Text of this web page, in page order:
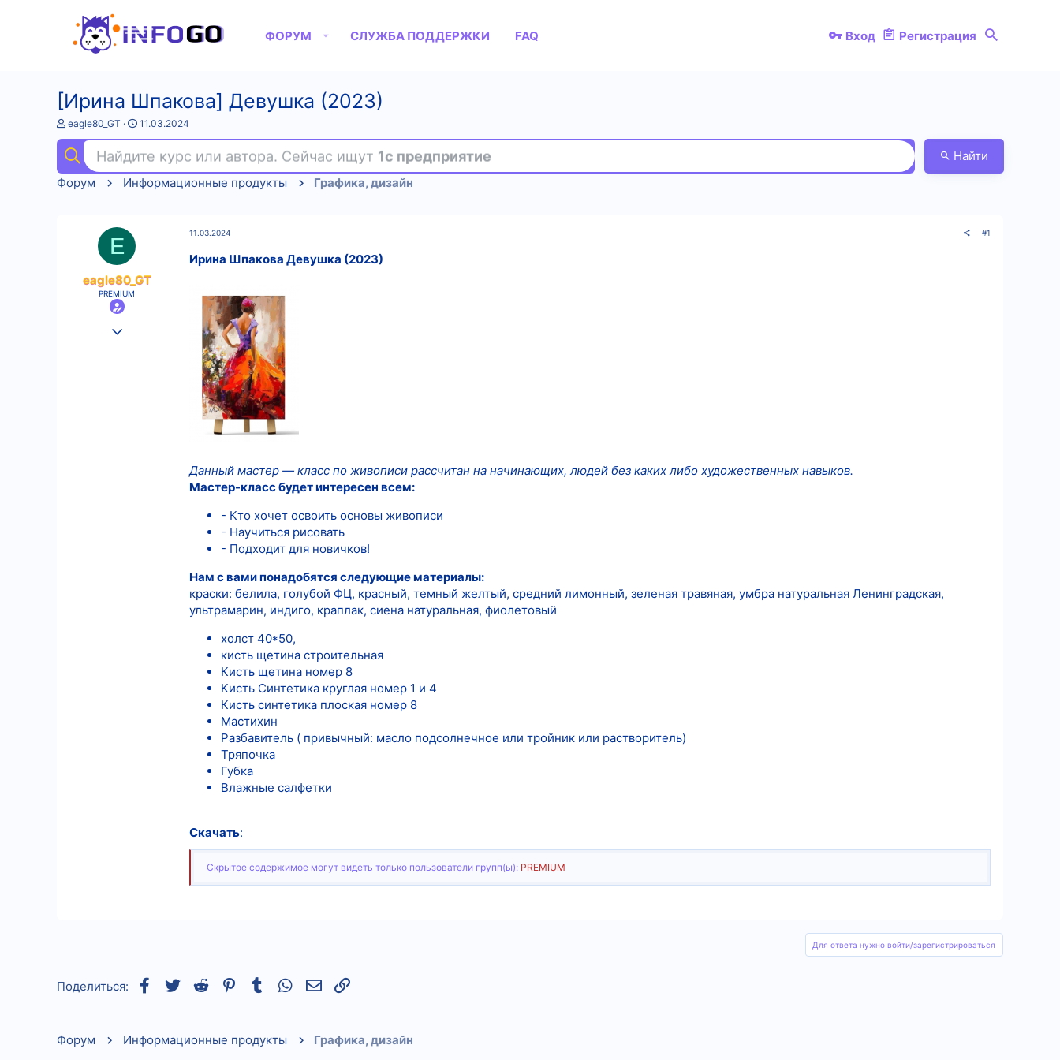
ФОРУМ СЛУЖБА ПОДДЕРЖКИ FAQ Вход Регистрация
[Ирина Шпакова] Девушка (2023)
А
т
о
р
т
eagle80_GT
Д
а
н
а
11.03.2024
Найдите курс или автора. Сейчас ищут 1с предприятие
Найти
Форум
Информационные продукты Графика, дизайн
E
eagle80_GT
PREMIUM
11.03.2024 #1
Ирина Шпакова Девушка (2023)
Данный мастер — класс по живописи рассчитан на начинающих, людей без каких либо художественных навыков.
Мастер-класс будет интересен всем:
- Кто хочет освоить основы живописи
- Научиться рисовать
- Подходит для новичков!
Нам с вами понадобятся следующие материалы:
краски: белила, голубой ФЦ, красный, темный желтый, средний лимонный, зеленая травяная, умбра натуральная Ленинградская,
ультрамарин, индиго, краплак, сиена натуральная, фиолетовый
холст 40*50,
кисть щетина строительная
Кисть щетина номер 8
Кисть Синтетика круглая номер 1 и 4
Кисть синтетика плоская номер 8
Мастихин
Разбавитель ( привычный: масло подсолнечное или тройник или растворитель)
Тряпочка
Губка
Влажные салфетки
Скачать:
Скрытое содержимое могут видеть только пользователи групп(ы): PREMIUM
Для ответа нужно войти/зарегистрироваться
Поделиться: Facebook
TwitterReddit Pinterest
TumblrWhatsAppЭлектронная почта
Ссылка
Форум Информационные продукты Графика, дизайн